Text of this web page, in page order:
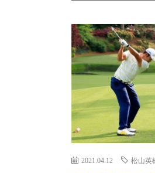
2021.04.12 松山英